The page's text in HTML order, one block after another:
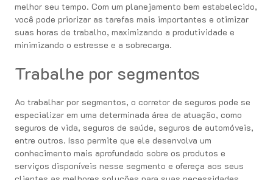
melhor seu tempo. Com um planejamento bem estabelecido,
você pode priorizar as tarefas mais importantes e otimizar
suas horas de trabalho, maximizando a produtividade e
minimizando o estresse e a sobrecarga.
Trabalhe por segmentos
Ao trabalhar por segmentos, o corretor de seguros pode se
especializar em uma determinada área de atuação, como
seguros de vida, seguros de saúde, seguros de automóveis,
entre outros. Isso permite que ele desenvolva um
conhecimento mais aprofundado sobre os produtos e
serviços disponíveis nesse segmento e ofereça aos seus